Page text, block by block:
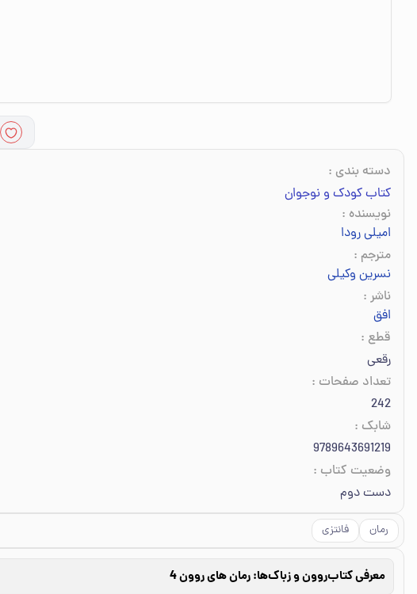
دسته بندی :
کتاب کودک و نوجوان
نویسنده :
امیلی رودا
مترجم :
نسرین وکیلی
ناشر :
افق
قطع :
رقعی
تعداد صفحات :
242
شابک :
9789643691219
وضعیت کتاب :
دست دوم
رمان فانتزی
معرفی کتابروون و زباک‌ها: رمان های روون 4